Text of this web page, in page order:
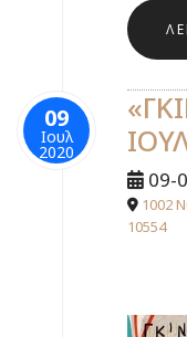
09
Ιουλ
2020
09-
1002
10554